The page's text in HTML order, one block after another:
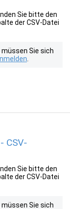
Sie bitte den
der CSV-Datei
Sie sich
CSV-
Sie bitte den
der CSV-Datei
Sie sich